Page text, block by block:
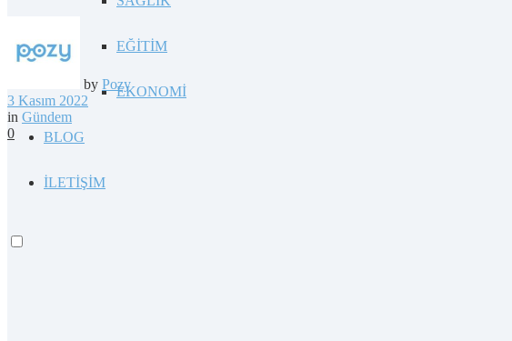
EĞİTİM
EKONOMİ
BLOG
İLETİŞİM
by Pozy
3 Kasım 2022
in Gündem
0